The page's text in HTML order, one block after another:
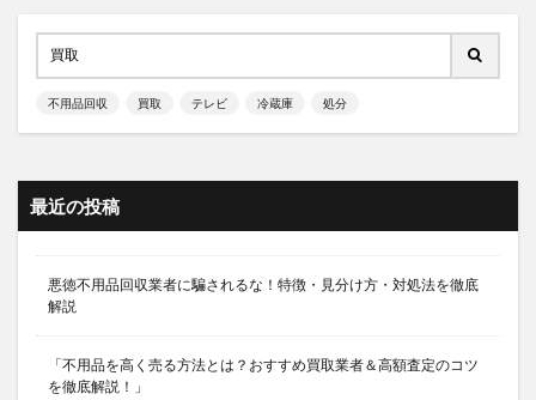
不用品回収 買取 テレビ 冷蔵庫 処分
最近の投稿
悪徳不用品回収業者に騙されるな！特徴・見分け方・対処法を徹底
解説
「不用品を高く売る方法とは？おすすめ買取業者＆高額査定のコツ
を徹底解説！」